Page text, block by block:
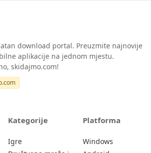
download portal. Preuzmite najnovije
aplikacije na jednom mjestu.
skidajmo.com!
Kategorije
Igre
Platforma
Windows